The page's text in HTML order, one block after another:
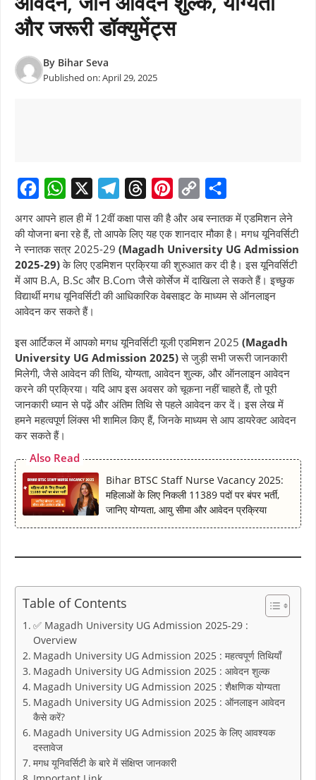
और जरूरी डॉक्युमेंट्स
By Bihar Seva
Published on:April 29, 2025
a
c
e
b
o
o
k
W
h
a
t
s
A
p
p
e
l
e
g
a
m
h
r
e
a
s
i
n
t
e
e
s
t
C
o
p
y
L
n
k
h
a
r
e
अगर आपने हाल ही में 12वीं कक्षा पास की है और अब स्नातक में एडमिशन लेने
की योजना बना रहे हैं, तो आपके लिए यह एक शानदार मौका है। मगध यूनिवर्सिटी
ने स्नातक सत्र 2025-29 (Magadh University UG Admission
2025-29)के लिए एडमिशन प्रक्रिया की शुरुआत कर दी है। इस यूनिवर्सिटी
में आप B.A, B.Sc और B.Com जैसे कोर्सेज में दाखिला ले सकते हैं। इच्छुक
विद्यार्थी मगध यूनिवर्सिटी की आधिकारिक वेबसाइट के माध्यम से ऑनलाइन
आवेदन कर सकते हैं।
इस आर्टिकल में आपको मगध यूनिवर्सिटी यूजी एडमिशन 2025 (Magadh
University UG Admission 2025)से जुड़ी सभी जरूरी जानकारी
मिलेगी, जैसे आवेदन की तिथि, योग्यता, आवेदन शुल्क, और ऑनलाइन आवेदन
करने की प्रक्रिया। यदि आप इस अवसर को चूकना नहीं चाहते हैं, तो पूरी
जानकारी ध्यान से पढ़ें और अंतिम तिथि से पहले आवेदन कर दें। इस लेख में
हमने महत्वपूर्ण लिंक्स भी शामिल किए हैं, जिनके माध्यम से आप डायरेक्ट आवेदन
कर सकते हैं।
Also Read
Bihar BTSC Staff Nurse Vacancy 2025:
महिलाओं के लिए निकली 11389 पदों पर बंपर भर्ती,
जानिए योग्यता, आयु सीमा और आवेदन प्रक्रिया
Table of Contents
✅ Magadh University UG Admission 2025-29 :
Overview
Magadh University UG Admission 2025 : महत्वपूर्ण तिथियाँ
Magadh University UG Admission 2025 : आवेदन शुल्क
Magadh University UG Admission 2025 : शैक्षणिक योग्यता
Magadh University UG Admission 2025 : ऑनलाइन आवेदन
कैसे करें?
Magadh University UG Admission 2025 के लिए आवश्यक
दस्तावेज
मगध यूनिवर्सिटी के बारे में संक्षिप्त जानकारी